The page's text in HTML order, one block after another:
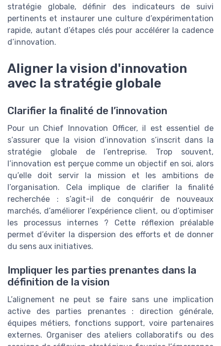
stratégie globale, définir des indicateurs de suivi
pertinents et instaurer une culture d’expérimentation
rapide, autant d’étapes clés pour accélérer la cadence
d’innovation.
Aligner la vision d'innovation
avec la stratégie globale
Clarifier la finalité de l’innovation
Pour un Chief Innovation Officer, il est essentiel de
s’assurer que la vision d’innovation s’inscrit dans la
stratégie globale de l’entreprise. Trop souvent,
l’innovation est perçue comme un objectif en soi, alors
qu’elle doit servir la mission et les ambitions de
l’organisation. Cela implique de clarifier la finalité
recherchée : s’agit-il de conquérir de nouveaux
marchés, d’améliorer l’expérience client, ou d’optimiser
les processus internes ? Cette réflexion préalable
permet d’éviter la dispersion des efforts et de donner
du sens aux initiatives.
Impliquer les parties prenantes dans la
définition de la vision
L’alignement ne peut se faire sans une implication
active des parties prenantes : direction générale,
équipes métiers, fonctions support, voire partenaires
externes. Organiser des ateliers collaboratifs ou des